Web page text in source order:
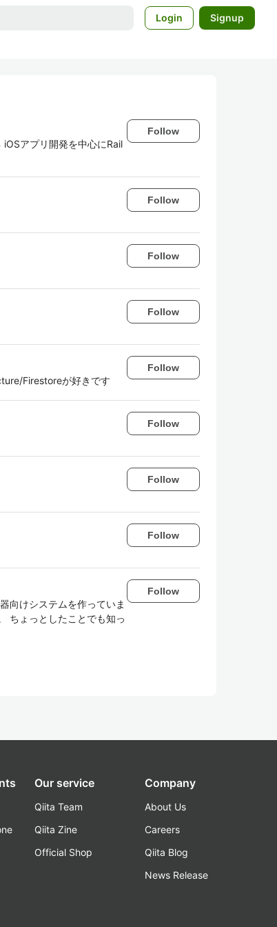
Login Signup
アプリ開発を中心にRail
Follow
Follow
Follow
Follow
Firestoreが好きです
Follow
Follow
Follow
Follow
向けシステムを作っていま
ちょっとしたことでも知っ
Follow
Our service
Qiita Team
Qiita Zine
Official Shop
Company
About Us
Careers
Qiita Blog
News Release